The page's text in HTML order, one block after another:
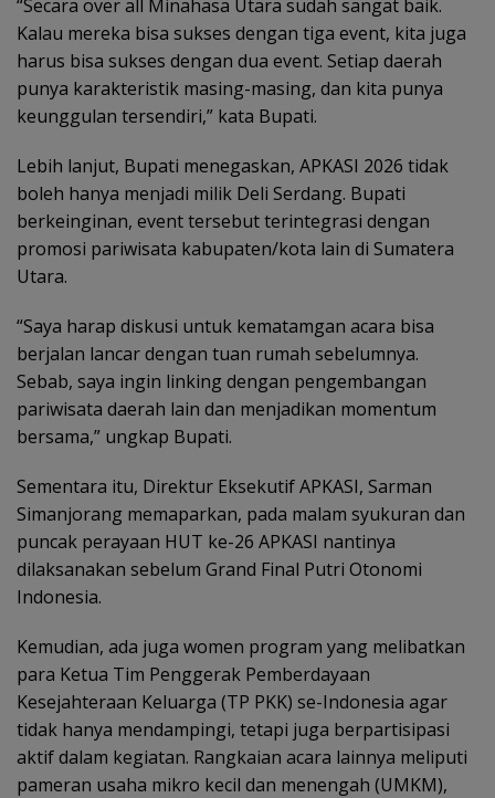
“Secara over all Minahasa Utara sudah sangat baik.
Kalau mereka bisa sukses dengan tiga event, kita juga
harus bisa sukses dengan dua event. Setiap daerah
punya karakteristik masing-masing, dan kita punya
keunggulan tersendiri,” kata Bupati.
Lebih lanjut, Bupati menegaskan, APKASI 2026 tidak
boleh hanya menjadi milik Deli Serdang. Bupati
berkeinginan, event tersebut terintegrasi dengan
promosi pariwisata kabupaten/kota lain di Sumatera
Utara.
“Saya harap diskusi untuk kematamgan acara bisa
berjalan lancar dengan tuan rumah sebelumnya.
Sebab, saya ingin linking dengan pengembangan
pariwisata daerah lain dan menjadikan momentum
bersama,” ungkap Bupati.
Sementara itu, Direktur Eksekutif APKASI, Sarman
Simanjorang memaparkan, pada malam syukuran dan
puncak perayaan HUT ke-26 APKASI nantinya
dilaksanakan sebelum Grand Final Putri Otonomi
Indonesia.
Kemudian, ada juga women program yang melibatkan
para Ketua Tim Penggerak Pemberdayaan
Kesejahteraan Keluarga (TP PKK) se-Indonesia agar
tidak hanya mendampingi, tetapi juga berpartisipasi
aktif dalam kegiatan. Rangkaian acara lainnya meliputi
pameran usaha mikro kecil dan menengah (UMKM),